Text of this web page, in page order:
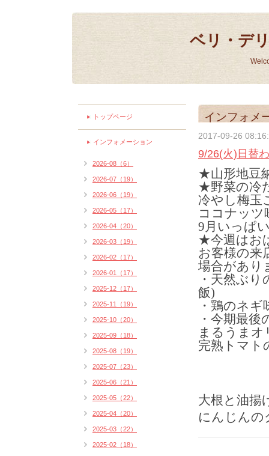
ベリ・デ
インフォメ
2017-09-26
9/26(火)日替
★山形地豆
★野菜の冷
冷やし梅玉
ココナッツ
9月いっぱ
★今週はお
お客様の来
場合があり
・天然ぶ
飯)
・鶏のネギ
・今期最後
まるうまオ
完熟トマト
大根と油揚
にんじんの
トップページ
インフォメーション
2026-08（6）
2026-07（19）
2026-06（19）
2026-05（17）
2026-04（20）
2026-03（19）
2026-02（17）
2026-01（17）
2025-12（17）
2025-11（19）
2025-10（20）
2025-09（18）
2025-08（19）
2025-07（23）
2025-06（21）
2025-05（22）
2025-04（20）
2025-03（22）
2025-02（18）